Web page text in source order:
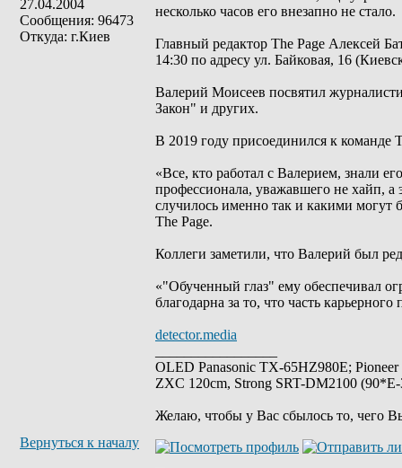
27.04.2004
Сообщения: 96473
Откуда: г.Киев
несколько часов его внезапно не стало.
Главный редактор The Page Алексей
14:30 по адресу ул. Байковая, 16
Валерий Моисеев посвятил
Закон" и других.
В 2019 году присоединился к команде
«Все, кто работал с Валерием, знали
профессионала, уважавшего не хайп, а
случилось именно так и какими могут
The Page.
Коллеги заметили, что Валерий был
«"Обученный глаз" ему обеспечивал
благодарна за то, что часть
detector.media
OLED Panasonic TX-65HZ980E;
ZXC 120cm, Strong SRT-DM2100
Желаю, чтобы у Вас сбылось то, чего
Вернуться к началу